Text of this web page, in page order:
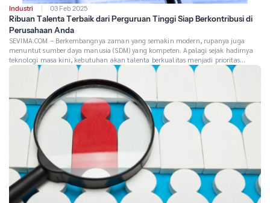
Industri 03 Feb 2025
Ribuan Talenta Terbaik dari Perguruan Tinggi Siap Berkontribusi di
Perusahaan Anda
SEVIMA.COM – Berkembangnya zaman yang semakin modern, rupanya juga
menuntut sumber daya manusia (SDM) yang kompeten. Apalagi sejak hadirnya
teknologi masa kini, kebutuhan akan talenta berkualitas menjadi prioritas
utama bagi setiap perusahaan. Setiap tahun, perguruan tinggi di Indonesia terus
menghasilkan para lulusan terbaik yang siap menghadapi tantangan dunia kerja
modern. Dengan kombinasi antara penguasaan teknologi […]